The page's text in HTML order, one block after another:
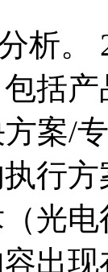
析。
括
案/
行
光
出